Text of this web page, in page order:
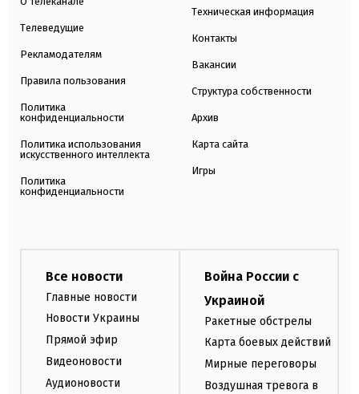
Телеведущие
Рекламодателям
Правила пользования
Политика
конфиденциальности
Политика использования
искусственного интеллекта
Политика
конфиденциальности
Техническая информация
Контакты
Вакансии
Структура собственности
Архив
Карта сайта
Игры
Все новости
Главные новости
Новости Украины
Прямой эфир
Видеоновости
Аудионовости
Война России с
Украиной
Ракетные обстрелы
Карта боевых действий
Мирные переговоры
Воздушная тревога в